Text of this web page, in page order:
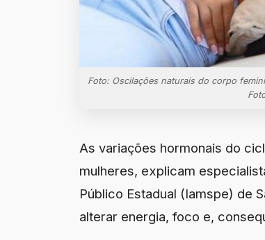
Foto: Oscilações naturais do corpo
As variações hormonais do
mulheres, explicam
Público Estadual (Iamspe) de
alterar energia, foco e,